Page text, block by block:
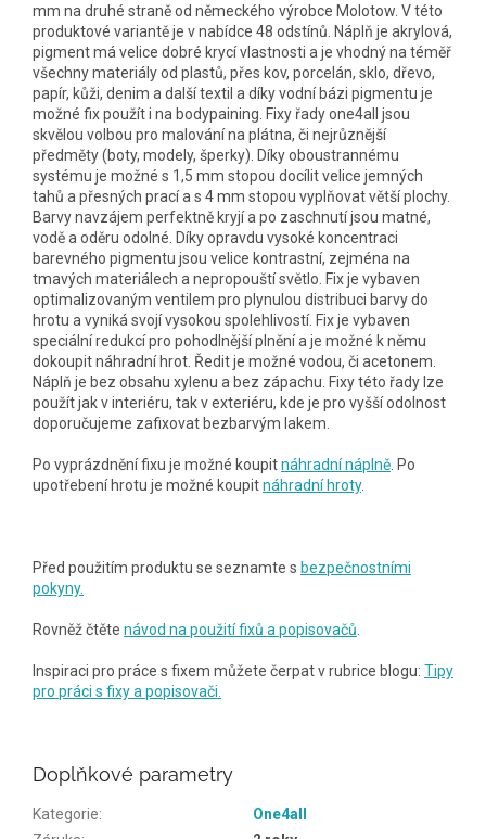
mm na druhé straně od německého výrobce Molotow. V této
produktové variantě je v nabídce 48 odstínů. Náplň je akrylová,
pigment má velice dobré krycí vlastnosti a je vhodný na téměř
všechny materiály od plastů, přes kov, porcelán, sklo, dřevo,
papír, kůži, denim a další textil a díky vodní bázi pigmentu je
možné fix použít i na bodypaining. Fixy řady one4all jsou
skvělou volbou pro malování na plátna, či nejrůznější
předměty (boty, modely, šperky). Díky oboustrannému
systému je možné s 1,5 mm stopou docílit velice jemných
tahů a přesných prací a s 4 mm stopou vyplňovat větší plochy.
Barvy navzájem perfektně kryjí a po zaschnutí jsou matné,
vodě a oděru odolné. Díky opravdu vysoké koncentraci
barevného pigmentu jsou velice kontrastní, zejména na
tmavých materiálech a nepropouští světlo. Fix je vybaven
optimalizovaným ventilem pro plynulou distribuci barvy do
hrotu a vyniká svojí vysokou spolehlivostí. Fix je vybaven
speciální redukcí pro pohodlnější plnění a je možné k němu
dokoupit náhradní hrot. Ředit je možné vodou, či acetonem.
Náplň je bez obsahu xylenu a bez zápachu. Fixy této řady lze
použít jak v interiéru, tak v exteriéru, kde je pro vyšší odolnost
doporučujeme zafixovat bezbarvým lakem.
Po vyprázdnění fixu je možné koupitnáhradní náplně . Po
upotřebení hrotu je možné koupitnáhradní hroty.
Před použitím produktu se seznamte s bezpečnostními
pokyny.
Rovněž čtěte návod na použití fixů a popisovačů
Inspiraci pro práce s fixem můžete čerpat v rubrice blogu: Tipy
pro práci s fixy a popisovači.
Doplňkové parametry
Kategorie:
One4all